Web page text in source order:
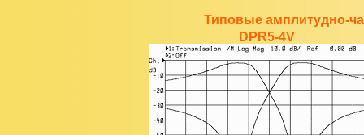
Типовые амплитудно-
DPR5-4V